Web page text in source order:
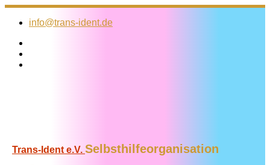
Zum
Inhalt
info@trans-ident.de
Trans-Ident e.V. Selbsthilfeorganisation